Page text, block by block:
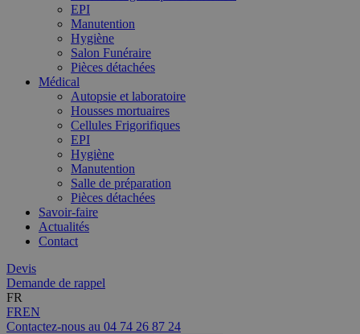
EPI
Manutention
Hygiène
Salon Funéraire
Pièces détachées
Médical
Autopsie et laboratoire
Housses mortuaires
Cellules Frigorifiques
EPI
Hygiène
Manutention
Salle de préparation
Pièces détachées
Savoir-faire
Actualités
Contact
Devis
Demande de rappel
FR
FREN
Contactez-nous au 04 74 26 87 24